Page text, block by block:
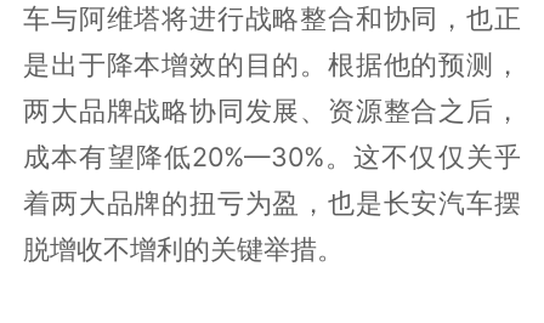
车与阿维塔将进行战略整合和协同，也正
是出于降本增效的目的。根据他的预测，
两大品牌战略协同发展、资源整合之后，
成本有望降低20%—30%。这不仅仅关乎
着两大品牌的扭亏为盈，也是长安汽车摆
脱增收不增利的关键举措。